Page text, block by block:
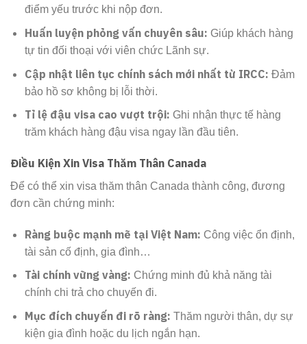
điểm yếu trước khi nộp đơn.
Huấn luyện phỏng vấn chuyên sâu: Giúp khách hàng
tự tin đối thoại với viên chức Lãnh sự.
Cập nhật liên tục chính sách mới nhất từ IRCC: Đảm
bảo hồ sơ không bị lỗi thời.
Tỉ lệ đậu visa cao vượt trội: Ghi nhận thực tế hàng
trăm khách hàng đậu visa ngay lần đầu tiên.
Điều Kiện Xin Visa Thăm Thân Canada
Để có thể xin visa thăm thân Canada thành công, đương
đơn cần chứng minh:
Ràng buộc mạnh mẽ tại Việt Nam: Công việc ổn định,
tài sản cố định, gia đình…
Tài chính vững vàng: Chứng minh đủ khả năng tài
chính chi trả cho chuyến đi.
Mục đích chuyến đi rõ ràng: Thăm người thân, dự sự
kiện gia đình hoặc du lịch ngắn hạn.